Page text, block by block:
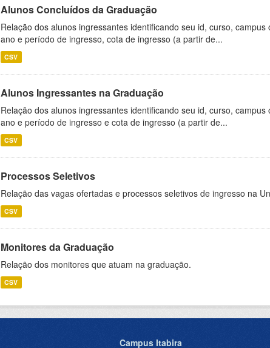
Alunos Concluídos da Graduação
Relação dos alunos ingressantes identificando seu id, curso,
ano e período de ingresso, cota de ingresso (a partir de...
CSV
Alunos Ingressantes na Graduação
Relação dos alunos ingressantes identificando seu id, curso,
ano e período de ingresso e cota de ingresso (a partir de...
CSV
Processos Seletivos
Relação das vagas ofertadas e processos seletivos de ingresso na
CSV
Monitores da Graduação
Relação dos monitores que atuam na graduação.
CSV
Campus Itabira